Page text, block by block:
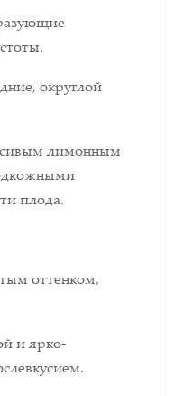
округлой
лимонным
плода.
оттенком,
и ярко-